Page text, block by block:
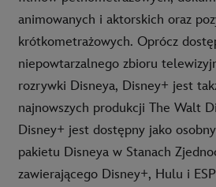
animowanych i aktorskich oraz
krótkometrażowych. Oprócz
niepowtarzalnego zbioru
rozrywki Disneya, Disney+ jest
najnowszych produkcji The Walt
Disney+ jest dostępny jako
pakietu Disneya w Stanach
zawierającego Disney+, Hulu i